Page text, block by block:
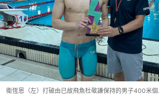
衛恆恩（左）打破由已故飛魚杜敬謙保持的男子400米個